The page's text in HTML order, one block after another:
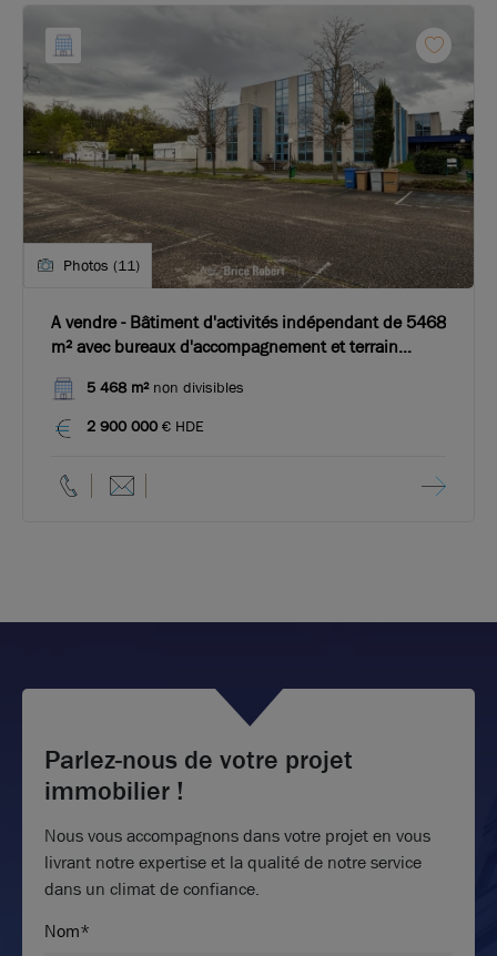
Photos (11)
A vendre - Bâtiment d'activités indépendant de 5468
m² avec bureaux d'accompagnement et terrain
5 468 m²non divisibles
2 900 000 € HDE
Parlez-nous de votre projet
immobilier !
Nous vous accompagnons dans votre projet en vous
livrant notre expertise et la qualité de notre service
dans un climat de confiance.
Nom*